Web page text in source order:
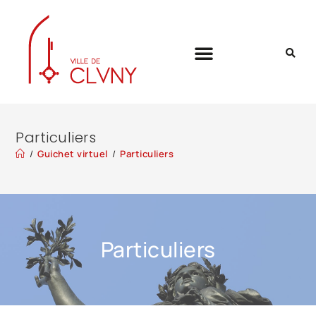
Particuliers
/ Guichet virtuel / Particuliers
Particuliers